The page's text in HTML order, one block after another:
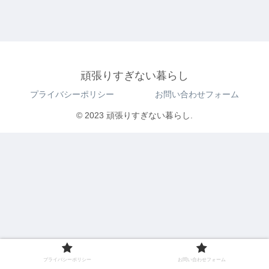
頑張りすぎない暮らし
プライバシーポリシー お問い合わせフォーム
© 2023 頑張りすぎない暮らし.
プライバシーポリシー お問い合わせフォーム